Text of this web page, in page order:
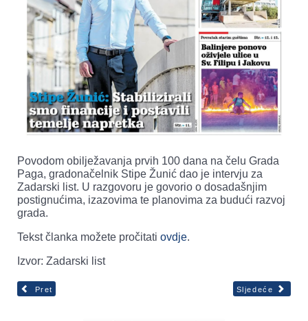
Povodom obilježavanja prvih 100 dana na čelu Grada
Paga, gradonačelnik Stipe Žunić dao je intervju za
Zadarski list. U razgovoru je govorio o dosadašnjim
postignućima, izazovima te planovima za budući razvoj
grada.
Tekst članka možete pročitati ovdje.
Izvor: Zadarski list
Pret Sljedeće